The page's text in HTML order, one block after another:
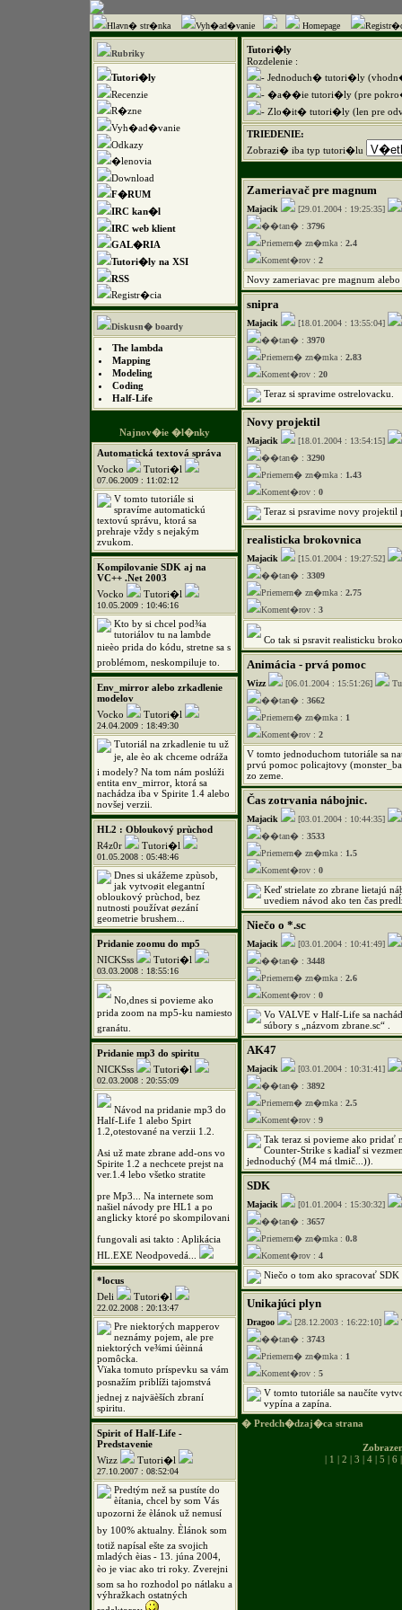
Hlavn� str�nka Vyh�ad�vanie Homepage
Rubriky
Tutori�ly
Recenzie
R�zne
Vyh�ad�vanie
Odkazy
�lenovia
Download
F�RUM
IRC kan�l
IRC web klient
GAL�RIA
Tutori�ly na XSI
RSS
Registr�cia
Diskusn� boardy
The lambda
Mapping
Modeling
Coding
Half-Life
Najnov�ie �l�nky
Automatická textová správa
Vocko
Tutori�l
07.06.2009 : 11:02:12
V tomto tutoriále si
spravíme automatickú
textovú správu, ktorá sa
prehraje vždy s nejakým
zvukom.
Kompilovanie SDK aj na
VC++ .Net 2003
Vocko
Tutori�l
10.05.2009 : 10:46:16
Kto by si chcel pod¾a
tutoriálov tu na lambde
nieèo prida do kódu, stretne sa s
problémom, neskompiluje to.
Env_mirror alebo zrkadlenie
modelov
Vocko
Tutori�l
24.04.2009 : 18:49:30
Tutoriál na zrkadlenie tu už
je, ale èo ak chceme odráža
i modely? Na tom nám poslúži
entita env_mirror, ktorá sa
nachádza iba v Spirite 1.4 alebo
novšej verzii.
HL2 : Obloukový prùchod
R4z0r
Tutori�l
01.05.2008 : 05:48:46
Dnes si ukážeme zpùsob,
jak vytvoøit elegantní
obloukový prùchod, bez
nutnosti používat øezání
geometrie brushem...
Pridanie zoomu do mp5
NICKSss
Tutori�l
03.03.2008 : 18:55:16
No,dnes si povieme ako
prida zoom na mp5-ku namiesto
granátu.
Pridanie mp3 do spiritu
NICKSss
Tutori�l
02.03.2008 : 20:55:09
Návod na pridanie mp3 do
Half-Life 1 alebo Spirt
1.2,otestované na verzii 1.2.
Asi už mate zbrane add-ons vo
Spirite 1.2 a nechcete prejst na
ver.1.4 lebo všetko stratite
pre Mp3... Na internete som
našiel návody pre HL1 a po
anglicky ktoré po skompilovani
fungovali asi takto : Aplikácia
HL.EXE Neodpovedá...
*locus
Deli
Tutori�l
22.02.2008 : 20:13:47
Pre niektorých mapperov
neznámy pojem, ale pre
niektorých ve¾mi úèinná
pomôcka.
Vïaka tomuto príspevku sa vám
posnažím priblíži tajomstvá
jednej z najväèších zbraní
spiritu.
Spirit of Half-Life -
Predstavenie
Wizz
Tutori�l
27.10.2007 : 08:52:04
Predtým než sa pustíte do
èítania, chcel by som Vás
upozorni že èlánok už nemusí
by 100% aktualny. Èlánok som
totiž napísal ešte za svojich
mladých èias - 13. júna 2004,
èo je viac ako tri roky. Zverejni
som sa ho rozhodol po nátlaku a
výhražkach ostatných
Tutori�ly
Rozdelenie :
- Jednoduch� tutori�ly
- �a��ie tutori�ly (pre
- Zlo�it� tutori�ly (len pre
TRIEDENIE:
Zobrazi� iba typ tutori�lu
Zameriavač pre magnum
Majacik
[29.01.2004 : 19:25:35]
��tan� : 3796
Priemern� zn�mka : 2.4
Koment�rov : 2
Novy zameriavac pre magnum
snipra
Majacik
[18.01.2004 : 13:55:04]
��tan� : 3970
Priemern� zn�mka : 2.83
Koment�rov : 20
Teraz si spravime ostrelovacku.
Novy projektil
Majacik
[18.01.2004 : 13:54:15]
��tan� : 3290
Priemern� zn�mka : 1.43
Koment�rov : 0
Teraz si psravime novy projektil
realisticka brokovnica
Majacik
[15.01.2004 : 19:27:52]
��tan� : 3309
Priemern� zn�mka : 2.75
Koment�rov : 3
Co tak si psravit realisticku
Animácia - prvá pomoc
Wizz [06.01.2004 : 15:51:26]
��tan� : 3662
Priemern� zn�mka : 1
Koment�rov : 2
V tomto jednoduchom tutoriále sa
prvú pomoc policajtovy
zo zeme.
Čas zotrvania nábojnic.
Majacik
[03.01.2004 : 10:44:35]
��tan� : 3533
Priemern� zn�mka : 1.5
Koment�rov : 0
Keď strielate zo zbrane lietajú
uvediem návod ako ten čas
Niečo o *.sc
Majacik
[03.01.2004 : 10:41:49]
��tan� : 3448
Priemern� zn�mka : 2.6
Koment�rov : 0
Vo VALVE v Half-Life sa
súbory s „názvom zbrane.sc“ .
AK47
Majacik
[03.01.2004 : 10:31:41]
��tan� : 3892
Priemern� zn�mka : 2.5
Koment�rov : 9
Tak teraz si povieme ako pridať
Counter-Strike s kadiaľ si
jednoduchý (M4 má tlmič...)).
SDK
Majacik
[01.01.2004 : 15:30:32]
��tan� : 3657
Priemern� zn�mka : 0.8
Koment�rov : 4
Niečo o tom ako spracovať SDK
Unikajúci plyn
Dragoo [28.12.2003 : 16:22:10]
��tan� : 3743
Priemern� zn�mka : 1
Koment�rov : 5
V tomto tutoriále sa naučíte
vypína a zapína.
� Predch�dzaj�ca strana
| 1 | 2 | 3 | 4 | 5 | 6